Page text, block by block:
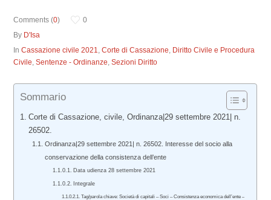
Comments (0)
0
By D'Isa
InCassazione civile 2021,Corte di Cassazione, Diritto Civile e Procedura
Civile,Sentenze - Ordinanze,Sezioni Diritto
Sommario
Corte di Cassazione, civile, Ordinanza|29 settembre 2021| n.
26502.
Ordinanza|29 settembre 2021| n. 26502. Interesse del socio alla
conservazione della consistenza dell’ente
Data udienza 28 settembre 2021
Integrale
Tag/parola chiave: Società di capitali – Soci – Consistenza economica dell’ente –